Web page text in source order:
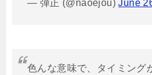
— 弾正 (@naoejou)June
色んな意味で、タイミング